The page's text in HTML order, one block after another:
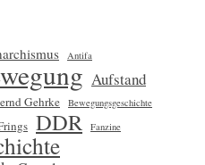
Antifa
Aufstand
Gehrke Bewegungsgeschichte
DDR Fanzine